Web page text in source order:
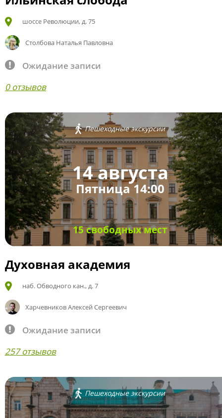
шоссе Революции, д. 75
Столбова Наталья Павловна
Ожидание записи
0 отзывов
Пешеходные экскурсии
14 августа
Пятница 14:00
15 свободных мест
Духовная академия
наб. Обводного кан., д. 7
Харчевников Алексей Сергеевич
Ожидание записи
257 отзывов
Пешеходные экскурсии